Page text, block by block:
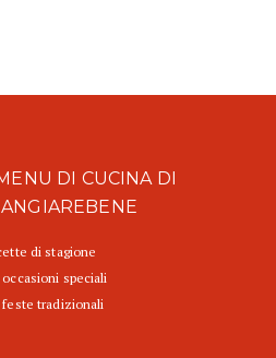
DI CUCINA DI
di stagione
occasioni speciali
feste tradizionali